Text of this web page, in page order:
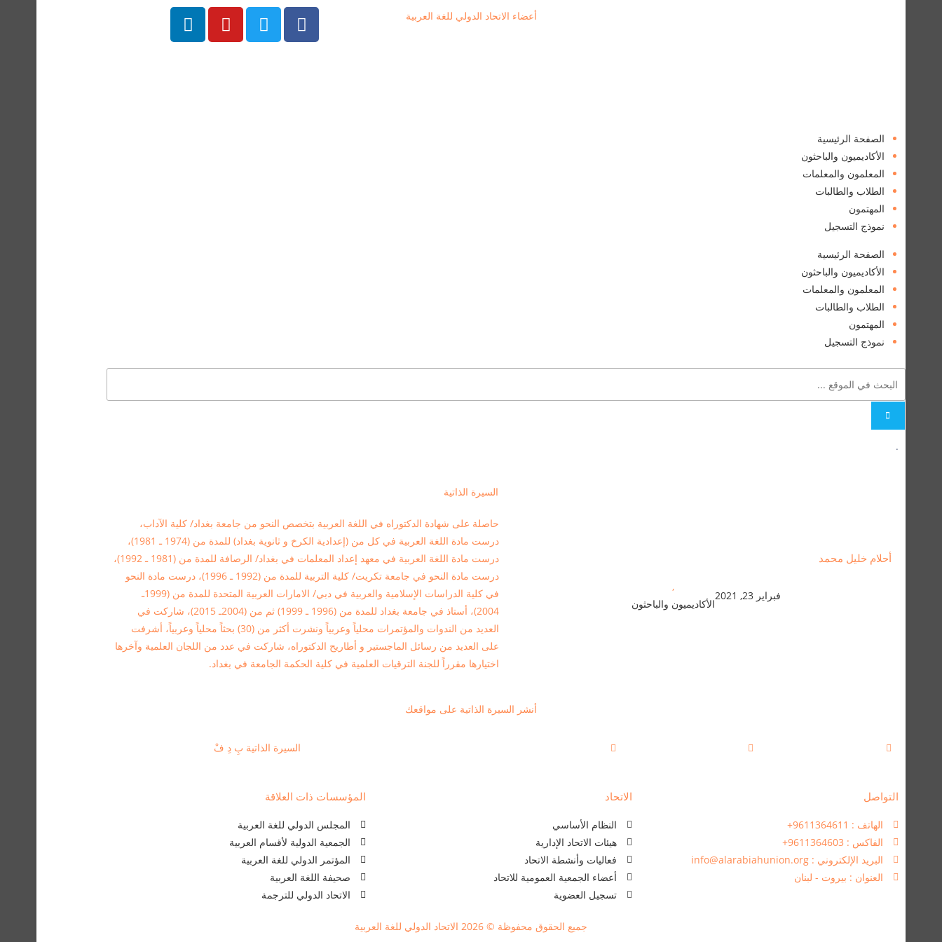
أعضاء الاتحاد الدولي للغة العربية
الصفحة الرئيسية
الأكاديميون والباحثون
المعلمون والمعلمات
الطلاب والطالبات
المهتمون
نموذج التسجيل
الصفحة الرئيسية
الأكاديميون والباحثون
المعلمون والمعلمات
الطلاب والطالبات
المهتمون
نموذج التسجيل
.
السيرة الذاتية
أحلام خليل محمد
فبراير 23, 2021
,
الأكاديميون والباحثون
حاصلة على شهادة الدكتوراه في اللغة العربية بتخصص النحو من جامعة بغداد/ كلية الآداب،
درست مادة اللغة العربية في كل من (إعدادية الكرخ و ثانوية بغداد) للمدة من (1974 ـ 1981)،
درست مادة اللغة العربية في معهد إعداد المعلمات في بغداد/ الرصافة للمدة من (1981 ـ 1992)،
درست مادة النحو في جامعة تكريت/ كلية التربية للمدة من (1992 ـ 1996)، درست مادة النحو
في كلية الدراسات الإسلامية والعربية في دبي/ الامارات العربية المتحدة للمدة من (1999ـ
2004)، أستاذ في جامعة بغداد للمدة من (1996 ـ 1999) ثم من (2004ـ 2015)، شاركت في
العديد من الندوات والمؤتمرات محلياً وعربياً ونشرت أكثر من (30) بحثاً محلياً وعربياً، أشرفت
على العديد من رسائل الماجستير و أطاريح الدكتوراه، شاركت في عدد من اللجان العلمية وآخرها
اختيارها مقرراً للجنة الترقيات العلمية في كلية الحكمة الجامعة في بغداد.
أنشر السيرة الذاتية على مواقعك
السيرة الذاتية بِ دِ فْ
التواصل
الهاتف : 9611364611+
الفاكس : 9611364603+
البريد الإلكتروني : info@alarabiahunion.org
العنوان : بيروت - لبنان
الاتحاد
النظام الأساسي
هيئات الاتحاد الإدارية
فعاليات وأنشطة الاتحاد
أعضاء الجمعية العمومية للاتحاد
تسجيل العضوية
المؤسسات ذات العلاقة
المجلس الدولي للغة العربية
الجمعية الدولية لأقسام العربية
المؤتمر الدولي للغة العربية
صحيفة اللغة العربية
الاتحاد الدولي للترجمة
جميع الحقوق محفوظة © 2026 الاتحاد الدولي للغة العربية